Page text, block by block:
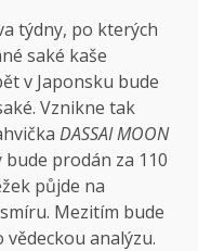
týdny, po kterých
saké kaše
v Japonsku bude
Vznikne tak
DASSAI MOON
prodán za 110
půjde na
Mezitím bude
analýzu.